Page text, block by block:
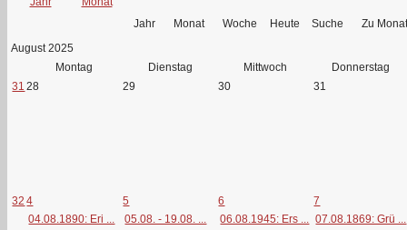
Jahr Monat Woche Heute Suche
Zu Monat
August 2025
Montag
Dienstag Mittwoch
Donnerstag
31 28 29 30 31
32 4
04.08.1890: Eri ...
5
05.08. - 19.08. ...
6
06.08.1945: Ers ...
7
07.08.1869: Grü ...